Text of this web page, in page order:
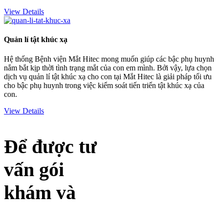
View Details
Quản lí tật khúc xạ
Hệ thống Bệnh viện Mắt Hitec mong muốn giúp các bậc phụ huynh
nắm bắt kịp thời tình trạng mắt của con em mình. Bởi vậy, lựa chọn
dịch vụ quản lí tật khúc xạ cho con tại Mắt Hitec là giải pháp tối ưu
cho bậc phụ huynh trong việc kiểm soát tiến triển tật khúc xạ của
con.
View Details
Để được tư
vấn gói
khám và